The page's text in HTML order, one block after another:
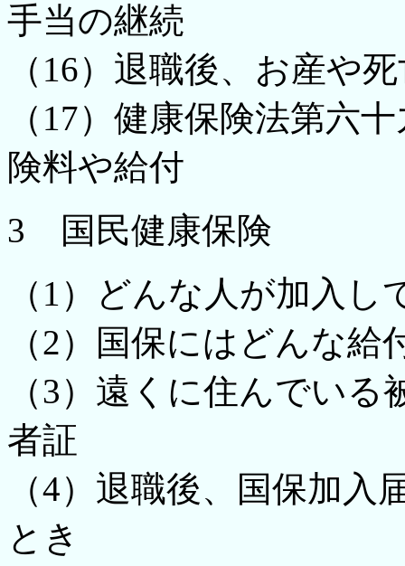
手当の継続
（16）退職後、お産や
（17）健康保険法第六
険料や給付
3 国民健康保険
（1）どんな人が加入し
（2）国保にはどんな給
（3）遠くに住んでい
者証
（4）退職後、国保加
とき